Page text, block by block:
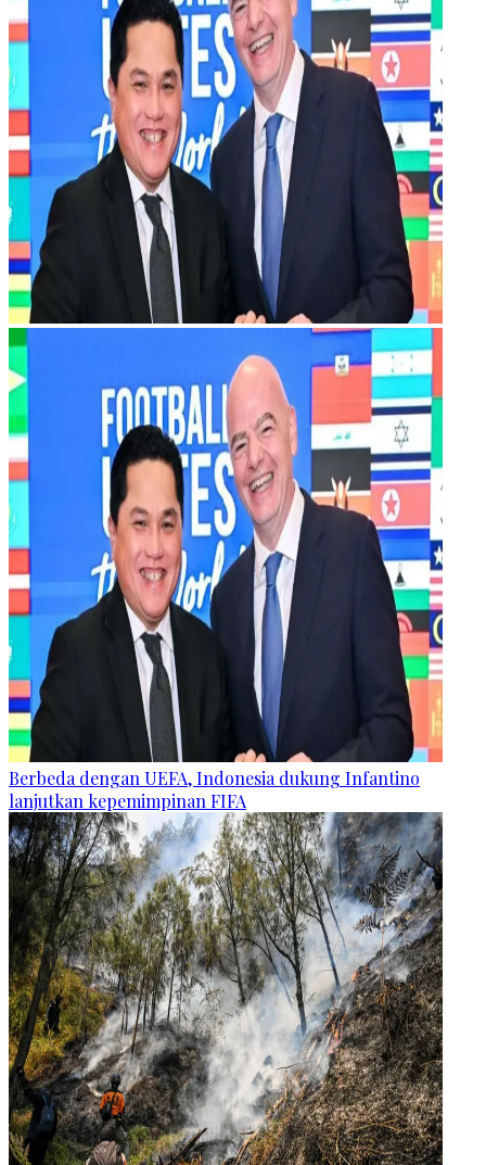
Berbeda dengan UEFA, Indonesia dukung Infantino
lanjutkan kepemimpinan FIFA